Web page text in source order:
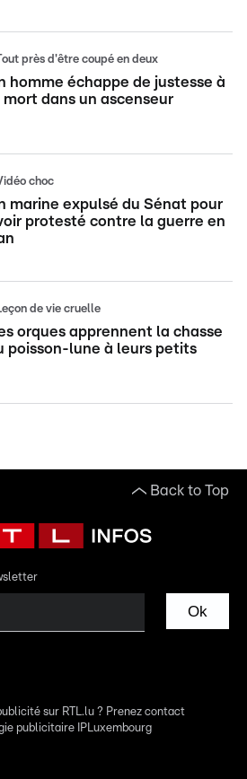
Tout près d'être coupé en deux
homme échappe de justesse à
mort dans un ascenseur
choc
marine expulsé du Sénat pour
protesté contre la guerre en
de vie cruelle
orques apprennent la chasse
poisson-lune à leurs petits
Back to Top
Ok
sur RTL.lu ? Prenez contact
publicitaire IPLuxembourg